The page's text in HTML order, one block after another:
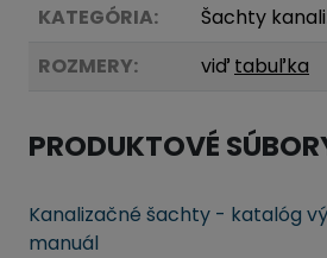
KATEGÓRIA:
Šachty
ROZMERY:
viď tabuľka
PRODUKTOVÉ
Kanalizačné šachty - katalóg
manuál